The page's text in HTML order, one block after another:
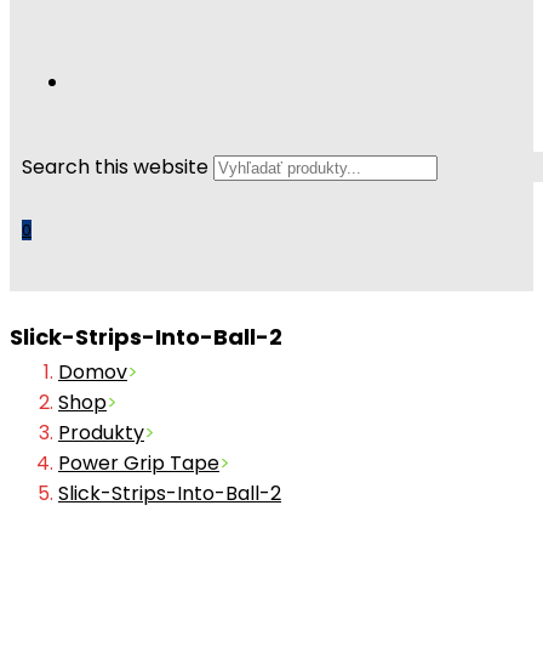
Search this website
0
Slick-Strips-Into-Ball-2
Domov>
Shop>
Produkty>
Power Grip Tape>
Slick-Strips-Into-Ball-2